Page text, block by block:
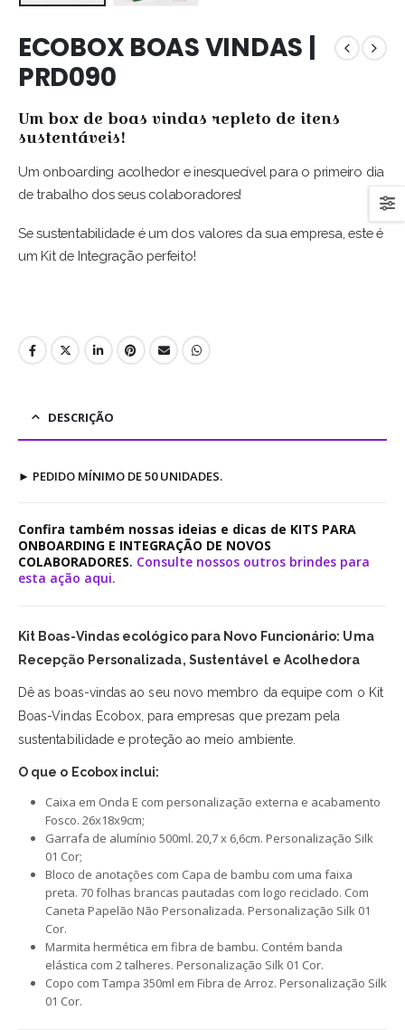
ECOBOX BOAS VINDAS |
PRD090
Um box de boas vindas repleto de itens
sustentáveis!
Um onboarding acolhedor e inesquecível para o primeiro dia
de trabalho dos seus colaboradores!
Se sustentabilidade é um dos valores da sua empresa, este é
um Kit de Integração perfeito!
DESCRIÇÃO
► PEDIDO MÍNIMO DE 50 UNIDADES.
Confira também nossas ideias e dicas de KITS PARA
ONBOARDING E INTEGRAÇÃO DE NOVOS
COLABORADORES. Consulte nossos outros brindes para
esta ação aqui.
Kit Boas-Vindas ecológico para Novo Funcionário: Uma
Recepção Personalizada, Sustentável e Acolhedora
Dê as boas-vindas ao seu novo membro da equipe com o Kit
Boas-Vindas Ecobox, para empresas que prezam pela
sustentabilidade e proteção ao meio ambiente.
O que o Ecobox inclui:
Caixa em Onda E com personalização externa e acabamento
Fosco. 26x18x9cm;
Garrafa de alumínio 500ml. 20,7 x 6,6cm. Personalização Silk
01 Cor;
Bloco de anotações com Capa de bambu com uma faixa
preta. 70 folhas brancas pautadas com logo reciclado. Com
Caneta Papelão Não Personalizada. Personalização Silk 01
Cor.
Marmita hermética em fibra de bambu. Contém banda
elástica com 2 talheres. Personalização Silk 01 Cor.
Copo com Tampa 350ml em Fibra de Arroz. Personalização Silk
01 Cor.